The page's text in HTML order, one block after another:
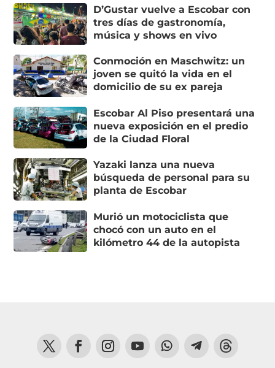
D’Gustar vuelve a Escobar con
tres días de gastronomía,
música y shows en vivo
Conmoción en Maschwitz: un
joven se quitó la vida en el
domicilio de su ex pareja
Escobar Al Piso presentará una
nueva exposición en el predio
de la Ciudad Floral
Yazaki lanza una nueva
búsqueda de personal para su
planta de Escobar
Murió un motociclista que
chocó con un auto en el
kilómetro 44 de la autopista